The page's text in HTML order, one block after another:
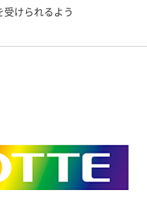
受けられるよう